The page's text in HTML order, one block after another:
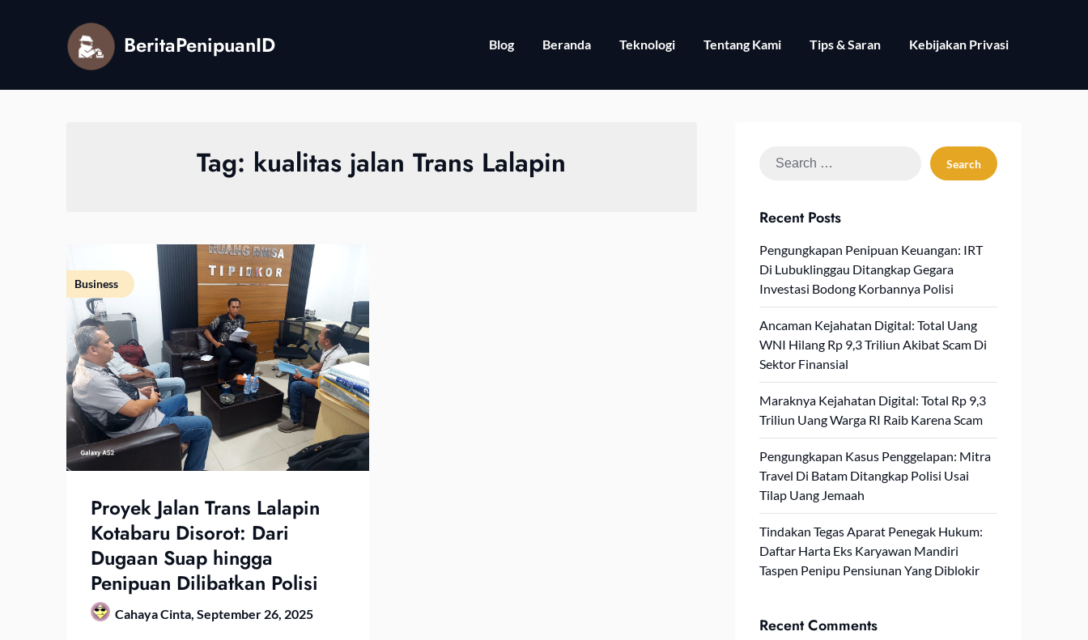
BeritaPenipuanID Blog Beranda Teknologi Tentang Kami Tips & Saran Kebijakan Privasi
Tag: kualitas jalan Trans Lalapin
Business
Proyek Jalan Trans Lalapin
Kotabaru Disorot: Dari
Dugaan Suap hingga
Penipuan Dilibatkan Polisi
Cahaya Cinta, September 26, 2025
Search
Recent Posts
Pengungkapan Penipuan Keuangan: IRT
Di Lubuklinggau Ditangkap Gegara
Investasi Bodong Korbannya Polisi
Ancaman Kejahatan Digital: Total Uang
WNI Hilang Rp 9,3 Triliun Akibat Scam Di
Sektor Finansial
Maraknya Kejahatan Digital: Total Rp 9,3
Triliun Uang Warga RI Raib Karena Scam
Pengungkapan Kasus Penggelapan: Mitra
Travel Di Batam Ditangkap Polisi Usai
Tilap Uang Jemaah
Tindakan Tegas Aparat Penegak Hukum:
Daftar Harta Eks Karyawan Mandiri
Taspen Penipu Pensiunan Yang Diblokir
Recent Comments